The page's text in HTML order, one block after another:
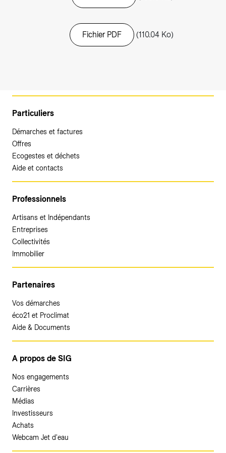
Fichier PDF (110.04 Ko)
Particuliers
Démarches et factures
Offres
Ecogestes et déchets
Aide et contacts
Professionnels
Artisans et Indépendants
Entreprises
Collectivités
Immobilier
Partenaires
Vos démarches
éco21 et Proclimat
Aide & Documents
A propos de SIG
Nos engagements
Carrières
Médias
Investisseurs
Achats
Webcam Jet d'eau